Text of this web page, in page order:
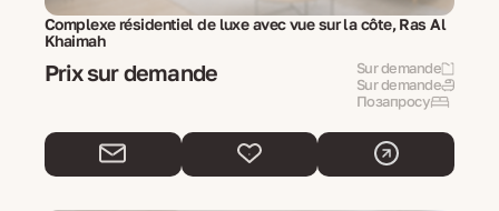
Complexe résidentiel de luxe avec vue sur la côte, Ras Al
Khaimah
Prix sur demande
Sur demande
Sur demande
Позапросу